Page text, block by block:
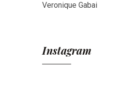
Veronique Gabai
Instagram